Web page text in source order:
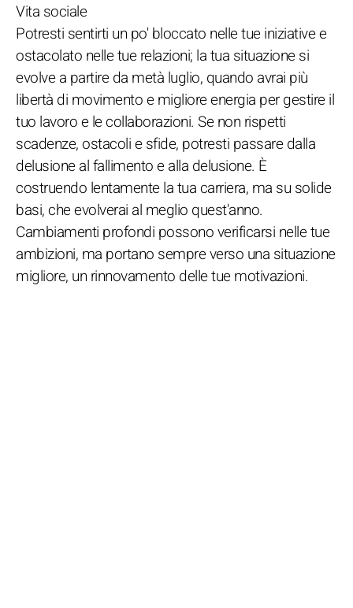
Vita sociale
Potresti sentirti un po' bloccato nelle tue iniziative e
ostacolato nelle tue relazioni; la tua situazione si
evolve a partire da metà luglio, quando avrai più
libertà di movimento e migliore energia per gestire il
tuo lavoro e le collaborazioni. Se non rispetti
scadenze, ostacoli e sfide, potresti passare dalla
delusione al fallimento e alla delusione. È
costruendo lentamente la tua carriera, ma su solide
basi, che evolverai al meglio quest'anno.
Cambiamenti profondi possono verificarsi nelle tue
ambizioni, ma portano sempre verso una situazione
migliore, un rinnovamento delle tue motivazioni.